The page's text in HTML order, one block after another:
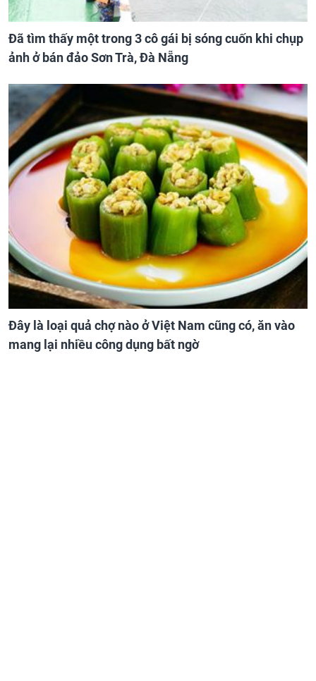
Đã tìm thấy một trong 3 cô gái bị sóng cuốn khi chụp
ảnh ở bán đảo Sơn Trà, Đà Nẵng
Đây là loại quả chợ nào ở Việt Nam cũng có, ăn vào
mang lại nhiều công dụng bất ngờ